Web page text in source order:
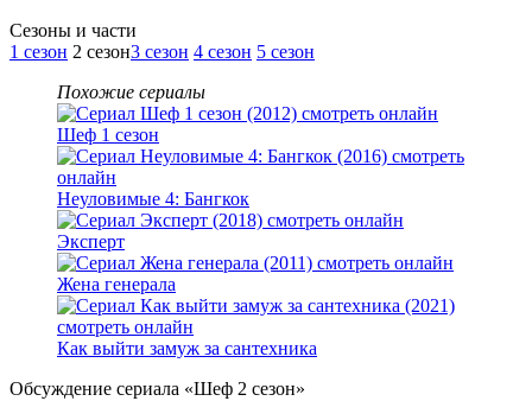
Cезоны и части
1 сезон 2 сезон3 сезон 4 сезон 5 сезон
Похожие сериалы
Шеф 1 сезон
Неуловимые 4: Бангкок
Эксперт
Жена генерала
Как выйти замуж за сантехника
Обсуждение сериала «Шеф 2 сезон»